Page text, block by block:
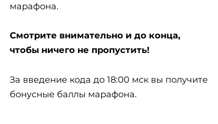
марафона.
Смотрите внимательно и до конца,
чтобы ничего не пропустить!
За введение кода до 18:00 мск вы получите
бонусные баллы марафона.